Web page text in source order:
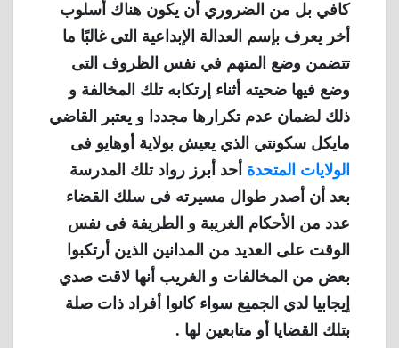
كافي بل من الضروري أن يكون هناك أسلوب
أخر يعرف بإسم العدالة الإبداعية التى غالبًا ما
تتضمن وضع المتهم في نفس الظروف التى
وضع فيها ضحيته أثناء إرتكابه تلك المخالفة و
ذلك لضمان عدم تكرارها مجددا و يعتبر القاضي
مايكل سكونتي الذي يعيش بولاية أوهايو فى
الولايات المتحدة أحد أبرز رواد تلك المدرسة
بعد أن أصدر طوال مسيرته فى سلك القضاء
عدد من الأحكام الغريبة و الطريفة فى نفس
الوقت على العديد من المدانين الذين أرتكبوا
بعض من المخالفات و الغريب أنها لاقت صدي
إيجابيا لدي الجميع سواء كانوا أفراد ذات صلة
بتلك القضايا أو متابعين لها .